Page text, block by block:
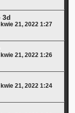
3d
21, 2022 1:27
21, 2022 1:26
21, 2022 1:24